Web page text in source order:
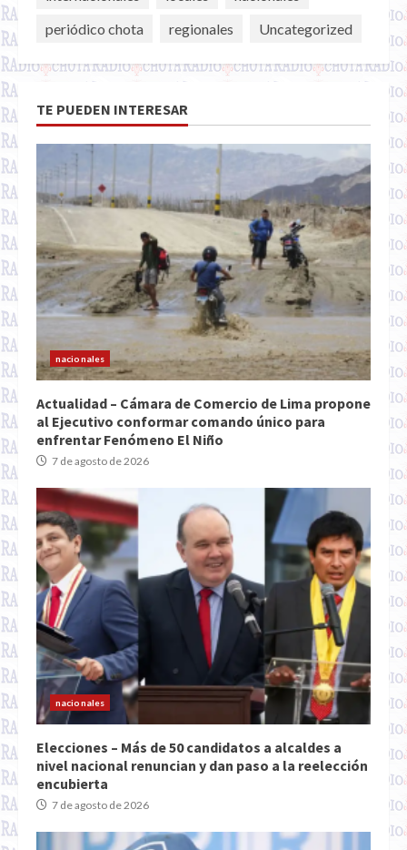
periódico chota
regionales Uncategorized
TE PUEDEN INTERESAR
nacionales
Actualidad – Cámara de Comercio de Lima propone
al Ejecutivo conformar comando único para
enfrentar Fenómeno El Niño
7 de agosto de 2026
nacionales
Elecciones – Más de 50 candidatos a alcaldes a
nivel nacional renuncian y dan paso a la reelección
encubierta
7 de agosto de 2026